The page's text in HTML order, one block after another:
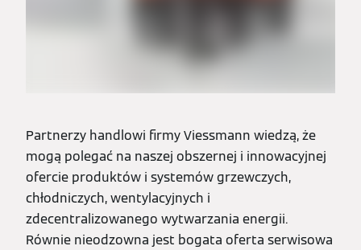
Partnerzy handlowi firmy Viessmann wiedzą, że
mogą polegać na naszej obszernej i innowacyjnej
ofercie produktów i systemów grzewczych,
chłodniczych, wentylacyjnych i
zdecentralizowanego wytwarzania energii.
Równie nieodzowna jest bogata oferta serwisowa